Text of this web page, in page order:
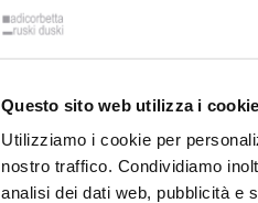
Questo sito web utilizza i
Utilizziamo i cookie per
nostro traffico. Condividiamo
analisi dei dati web, pubblicità e